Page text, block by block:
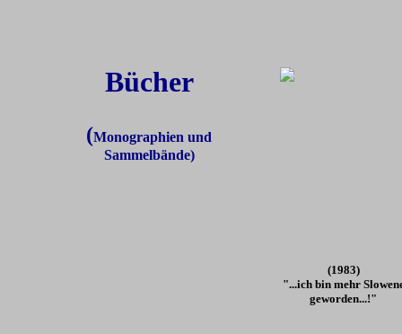
Bücher
(Monographien und
Sammelbände)
(1983)
"...ich bin mehr
geworden...!"